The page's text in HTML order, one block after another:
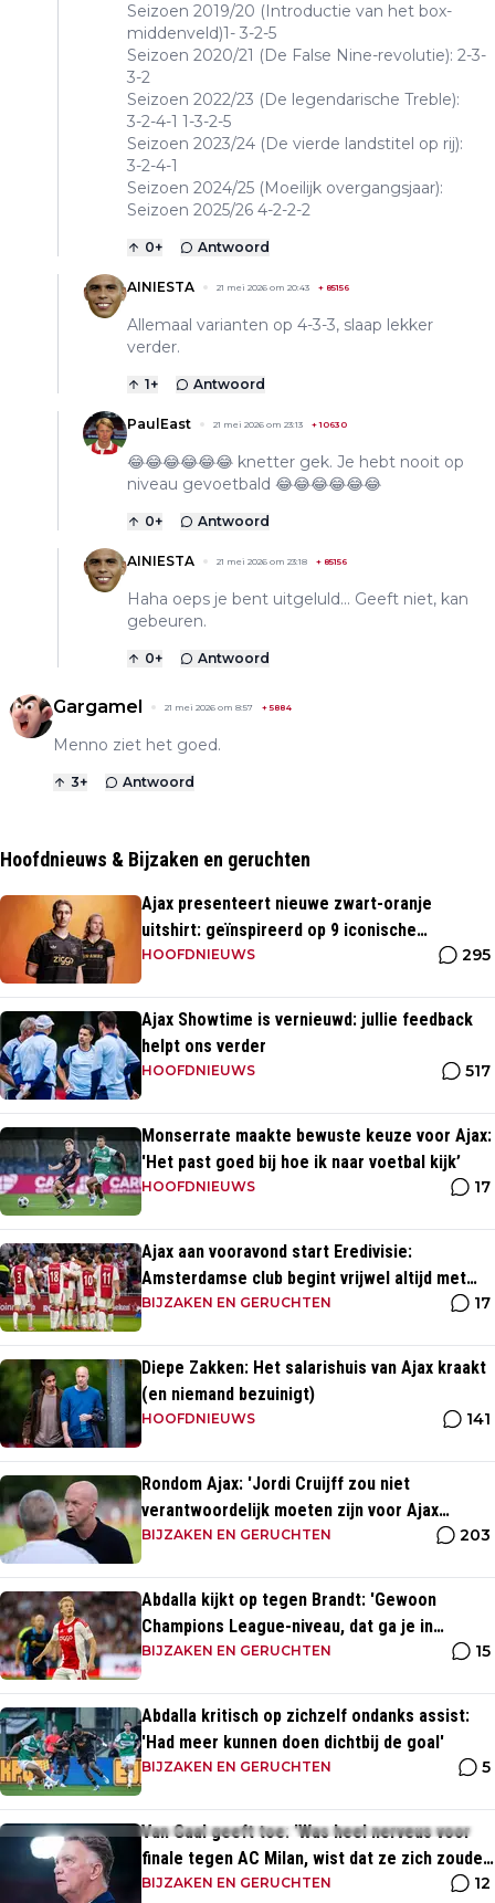
Seizoen 2019/20 (Introductie van het box-
middenveld)1- 3-2-5
Seizoen 2020/21 (De False Nine-revolutie): 2-3-
3-2
Seizoen 2022/23 (De legendarische Treble):
3-2-4-1 1-3-2-5
Seizoen 2023/24 (De vierde landstitel op rij):
3-2-4-1
Seizoen 2024/25 (Moeilijk overgangsjaar):
Seizoen 2025/26 4-2-2-2
0+ Antwoord
AINIESTA 21 mei 2026 om 20:43 + 85156
Allemaal varianten op 4-3-3, slaap lekker
verder.
1+ Antwoord
PaulEast 21 mei 2026 om 23:13 +10630
😂😂😂😂😂😂 knetter gek. Je hebt nooit op
niveau gevoetbald 😂😂😂😂😂😂
0+ Antwoord
AINIESTA 21 mei 2026 om 23:18 + 85156
Haha oeps je bent uitgeluld... Geeft niet, kan
gebeuren.
0+ Antwoord
Gargamel 21 mei 2026 om 8:57 +5884
Menno ziet het goed.
3+ Antwoord
Hoofdnieuws & Bijzaken en geruchten
Ajax presenteert nieuwe zwart-oranje
uitshirt: geïnspireerd op 9 iconische
momenten uit clubhistorie
HOOFDNIEUWS 295
Ajax Showtime is vernieuwd: jullie feedback
helpt ons verder
HOOFDNIEUWS 517
Monserrate maakte bewuste keuze voor Ajax:
'Het past goed bij hoe ik naar voetbal kijk’
HOOFDNIEUWS 17
Ajax aan vooravond start Eredivisie:
Amsterdamse club begint vrijwel altijd met
zege
BIJZAKEN EN GERUCHTEN 17
Diepe Zakken: Het salarishuis van Ajax kraakt
(en niemand bezuinigt)
HOOFDNIEUWS 141
Rondom Ajax: 'Jordi Cruijff zou niet
verantwoordelijk moeten zijn voor Ajax
Vrouwen'
BIJZAKEN EN GERUCHTEN 203
Abdalla kijkt op tegen Brandt: 'Gewoon
Champions League-niveau, dat ga je in
wedstrijden ook zien'
BIJZAKEN EN GERUCHTEN 15
Abdalla kritisch op zichzelf ondanks assist:
'Had meer kunnen doen dichtbij de goal'
BIJZAKEN EN GERUCHTEN 5
Van Gaal geeft toe: 'Was heel nerveus voor
finale tegen AC Milan, wist dat ze zich zouden
aanpassen'
BIJZAKEN EN GERUCHTEN 12